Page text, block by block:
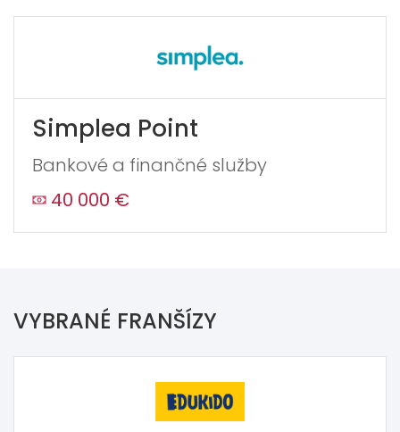
Simplea Point
Bankové a finančné služby
40 000 €
VYBRANÉ FRANŠÍZY